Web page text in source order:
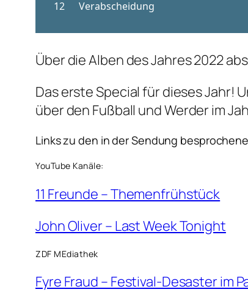
Über die Alben des Jahres 2022
Das erste Special für dieses Jahr!
über den Fußball und Werder im
Links zu den in der Sendung
YouTube Kanäle:
11 Freunde – Themenfrühstück
John Oliver – Last Week Tonight
ZDF MEdiathek
Fyre Fraud – Festival-Desaster im